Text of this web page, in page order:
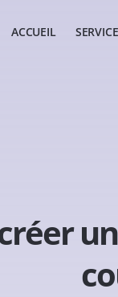
ACCUEIL